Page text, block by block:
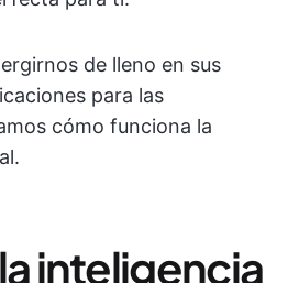
de lleno en sus
para las
cómo funciona la
inteligencia